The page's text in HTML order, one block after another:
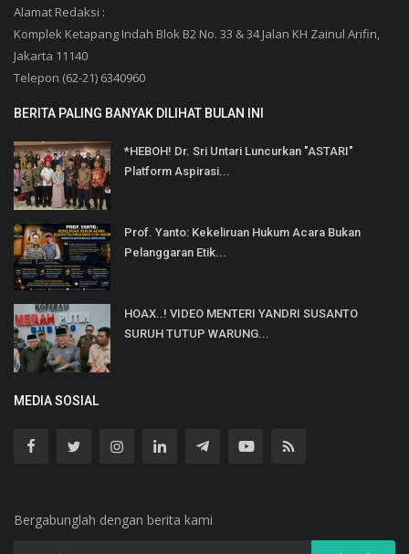
Alamat Redaksi :
Komplek Ketapang Indah Blok B2 No. 33 & 34 Jalan KH Zainul Arifin,
Jakarta 11140
Telepon (62-21) 6340960
BERITA PALING BANYAK DILIHAT BULAN INI
*HEBOH! Dr. Sri Untari Luncurkan "ASTARI"
Platform Aspirasi...
Prof. Yanto: Kekeliruan Hukum Acara Bukan
Pelanggaran Etik...
HOAX..! VIDEO MENTERI YANDRI SUSANTO
SURUH TUTUP WARUNG...
MEDIA SOSIAL
Bergabunglah dengan berita kami